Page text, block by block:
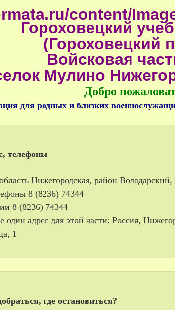
Гороховецкий
(Гороховецкий
Войсковая
Мулино
Добро
для родных и близких
телефоны
Нижегородская, район
8 (8236) 74344
8 (8236) 74344
один адрес для этой части: Россия,
1
где остановиться?